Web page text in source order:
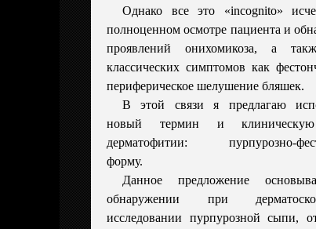
Однако все это «incognito»
полноценном осмотре пациента и
проявлений онихомикоза, а
классических симптомов как
периферическое шелушение бляшек.
В этой связи я предлагаю
новый термин и
дерматофитии: пурпурозно-
форму.
Данное предложение
обнаружении при
исследовании пурпурозной сыпи,